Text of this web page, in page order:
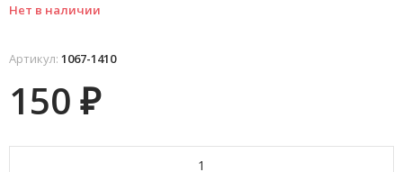
Нет в наличии
Артикул: 1067-1410
150 ₽